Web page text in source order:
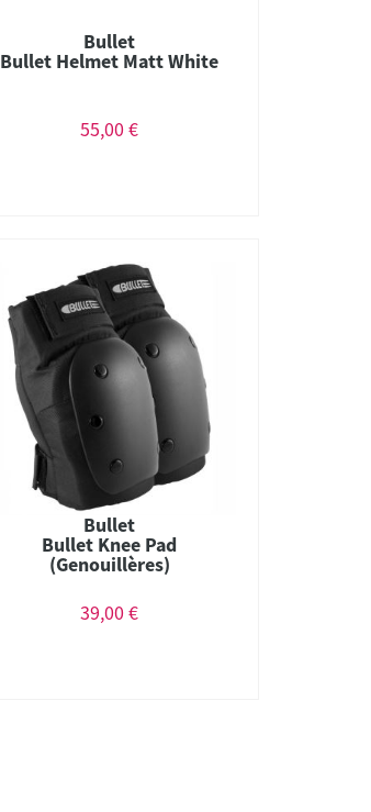
Bullet
Bullet Helmet Matt White
55,00 €
Bullet
Bullet Knee Pad
(Genouillères)
39,00 €